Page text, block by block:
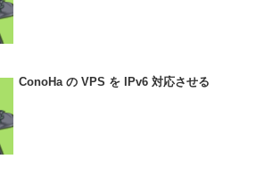
ConoHa の VPS を IPv6 対応させる